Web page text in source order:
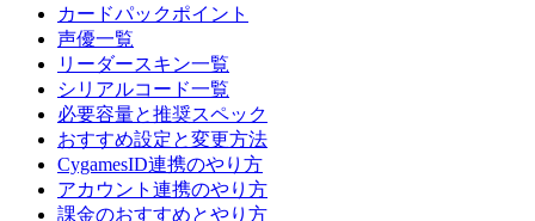
カードパックポイント
声優一覧
リーダースキン一覧
シリアルコード一覧
必要容量と推奨スペック
おすすめ設定と変更方法
CygamesID連携のやり方
アカウント連携のやり方
課金のおすすめとやり方